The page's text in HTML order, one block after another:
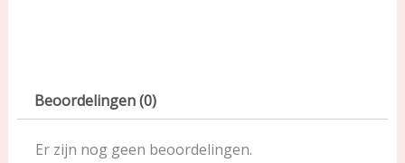
Beoordelingen (0)
Er zijn nog geen beoordelingen.